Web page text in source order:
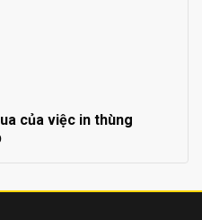
của việc in thùng